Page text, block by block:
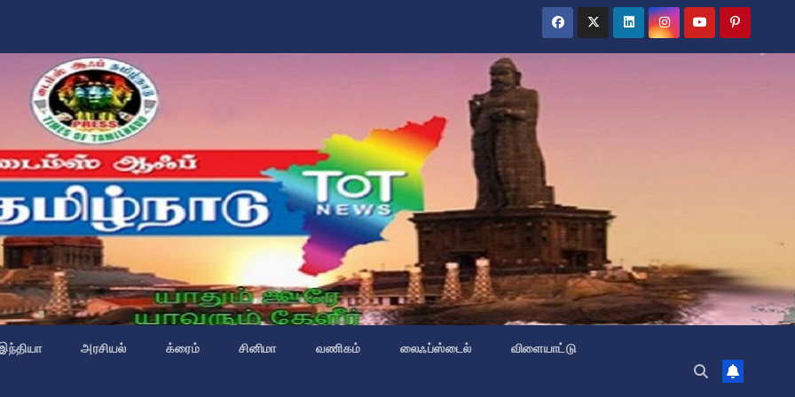
அரசியல் க்ரைம் சினிமா வணிகம் லைஃப்ஸ்டைல் விளையாட்டு